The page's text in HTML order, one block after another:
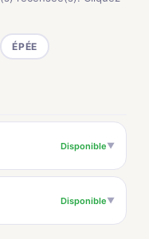
ÉPÉE
Disponible▼
Disponible▼